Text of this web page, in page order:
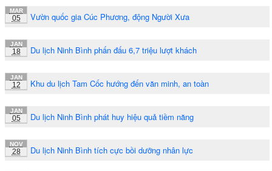
MAR
05 Vườn quốc gia Cúc Phương, động Người Xưa
JAN
18 Du lịch Ninh Bình phấn đấu 6,7 triệu lượt khách
JAN
12 Khu du lịch Tam Cốc hướng đến văn minh, an toàn
JAN
05 Du lịch Ninh Bình phát huy hiệu quả tiềm năng
NOV
28 Du lịch Ninh Bình tích cực bồi dưỡng nhân lực